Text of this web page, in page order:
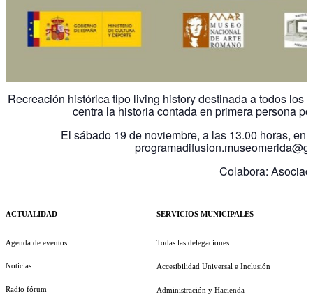
Recreación histórica tipo living history destinada a todos los
centra la historia contada en primera persona
El sábado 19 de noviembre, a las 13.00 horas,
Colabora:
ACTUALIDAD
Agenda de eventos
Noticias
Radio fórum
SERVICIOS MUNICIPALES
Todas las delegaciones
Accesibilidad Universal e Inclusión
Administración y Hacienda